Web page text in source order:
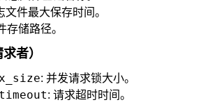
文件最大保存时间。
存储路径。
者）
: 并发请求锁大小。
: 请求超时时间。